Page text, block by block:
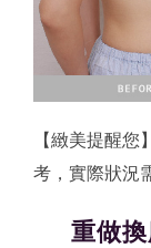
【緻美提醒
考，實際狀況
重做